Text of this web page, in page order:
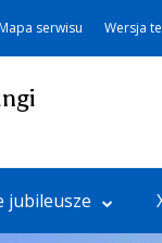
serwisu Wersja
jubileusze